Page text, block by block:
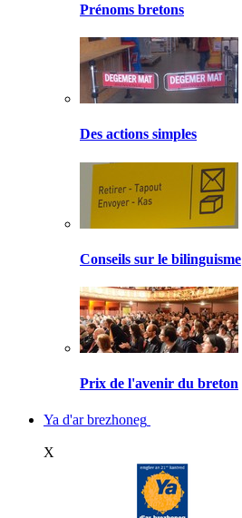
Prénoms bretons
Des actions simples
Conseils sur le bilinguisme
Prix de l'avenir du breton
Ya d'ar brezhoneg
X